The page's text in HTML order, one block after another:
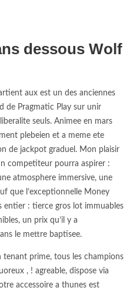
dessous Wolf
aux est un des anciennes
de Pragmatic Play sur unir
seuls. Animee en mars
plebeien et a meme ete
de jackpot graduel. Mon plaisir
competiteur pourra aspirer :
atmosphere immersive, une
que l’exceptionnelle Money
entier : tierce gros lot immuables
un prix qu’il y a
le mettre baptisee.
prime, tous les champions
, ! agreable, dispose via
accessoire a thunes est